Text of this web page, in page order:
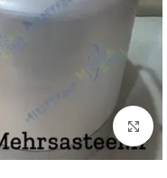
برای بزرگنمایی کلیک کنید